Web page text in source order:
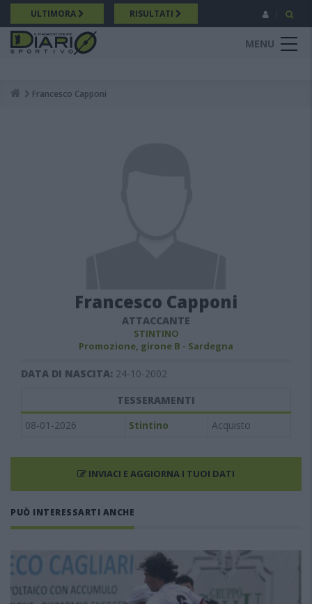
Salta
al
contenuto
principale
ULTIMORA RISULTATI
MENU
Breadcrumb
Francesco Capponi
Francesco Capponi
ATTACCANTE
STINTINO
Promozione, girone B - Sardegna
DATA DI NASCITA: 24-10-2002
TESSERAMENTI
08-01-2026
Stintino Acquisto
INVIACI E AGGIORNA I TUOI DATI
PUÒ INTERESSARTI ANCHE